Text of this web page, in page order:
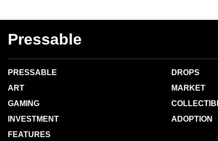
Pressable
PRESSABLE
ART
GAMING
INVESTMENT
FEATURES
DROPS
MARKET
ADOPTION